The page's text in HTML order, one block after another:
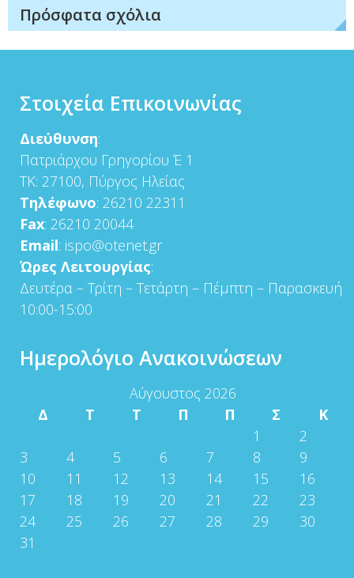
Πρόσφατα σχόλια
Στοιχεία Επικοινωνίας
Διεύθυνση:
Πατριάρχου Γρηγορίου Έ 1
ΤΚ: 27100, Πύργος Ηλείας
Τηλέφωνο: 26210 22311
Fax: 26210 20044
Email: ispo@otenet.gr
Ώρες Λειτουργίας:
Δευτέρα – Τρίτη – Τετάρτη – Πέμπτη – Παρασκευή
10:00-15:00
Ημερολόγιο Ανακοινώσεων
Αύγουστος 2026
Δ
Τ Τ Π Π Σ
Κ
1
2
3
4 5 6 7 8
9
10
11 12 13 14 15
16
17
18 19 20 21 22
23
24
25 26 27 28 29
30
31